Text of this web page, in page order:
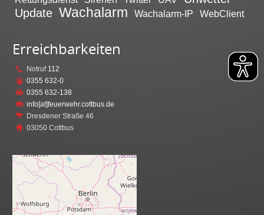
Update Wachalarm Wachalarm-IP WebClient
Erreichbarkeiten
Notruf 112
0355 632-0
0355 632-138
info[at]feuerwehr.cottbus.de
Dresdener Straße 46
03050 Cottbus